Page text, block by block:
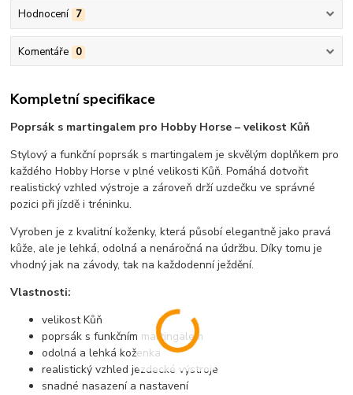
Hodnocení 7
Komentáře 0
Kompletní specifikace
Poprsák s martingalem pro Hobby Horse – velikost Kůň
Stylový a funkční poprsák s martingalem je skvělým doplňkem pro
každého Hobby Horse v plné velikosti Kůň. Pomáhá dotvořit
realistický vzhled výstroje a zároveň drží uzdečku ve správné
pozici při jízdě i tréninku.
Vyroben je z kvalitní koženky, která působí elegantně jako pravá
kůže, ale je lehká, odolná a nenáročná na údržbu. Díky tomu je
vhodný jak na závody, tak na každodenní ježdění.
Vlastnosti:
velikost Kůň
poprsák s funkčním martingalem
odolná a lehká koženka
realistický vzhled jezdecké výstroje
snadné nasazení a nastavení